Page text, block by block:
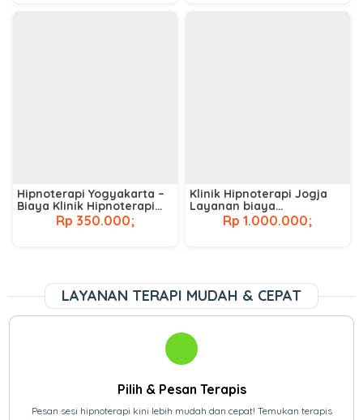
Hipnoterapi Yogyakarta –
Biaya Klinik Hipnoterapi
TerdekatRp 350.000;
Klinik Hipnoterapi Jogja
Layanan biaya
hipnoterapi di jogja
Rp 1.000.000;
LAYANAN TERAPI MUDAH & CEPAT
Pilih & Pesan Terapis
Pesan sesi hipnoterapi kini lebih mudah dan cepat! Temukan terapis